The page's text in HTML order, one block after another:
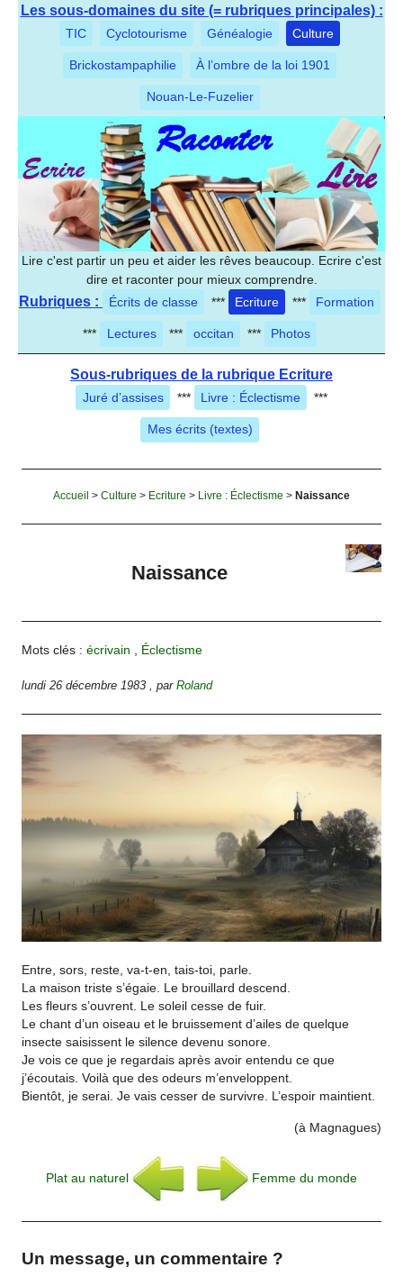
Les sous-domaines du site (= rubriques principales) :
TIC Cyclotourisme Généalogie Culture
Brickostampaphilie À l’ombre de la loi 1901
Nouan-Le-Fuzelier
Lire c'est partir un peu et aider les rêves beaucoup. Ecrire c'est
dire et raconter pour mieux comprendre.
Rubriques : Écrits de classe *** Ecriture *** Formation
*** Lectures *** occitan *** Photos
Sous-rubriques de la rubrique Ecriture
Juré d’assises *** Livre : Éclectisme ***
Mes écrits (textes)
Accueil > Culture > Ecriture > Livre : Éclectisme > Naissance
Naissance
Mots clés :écrivain Éclectisme
lundi 26 décembre 1983 ,parRoland
Entre, sors, reste, va-t-en, tais-toi, parle.
La maison triste s’égaie. Le brouillard descend.
Les fleurs s’ouvrent. Le soleil cesse de fuir.
Le chant d’un oiseau et le bruissement d’ailes de quelque
insecte saisissent le silence devenu sonore.
Je vois ce que je regardais après avoir entendu ce que
j’écoutais. Voilà que des odeurs m’enveloppent.
Bientôt, je serai. Je vais cesser de survivre. L’espoir maintient.
(à Magnagues)
Plat au naturel Femme du monde
Un message, un commentaire ?